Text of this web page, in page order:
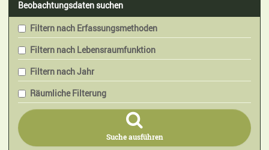
Beobachtungsdaten suchen
Filtern nach Erfassungsmethoden
Filtern nach Lebensraumfunktion
Filtern nach Jahr
Räumliche Filterung
Suche ausführen